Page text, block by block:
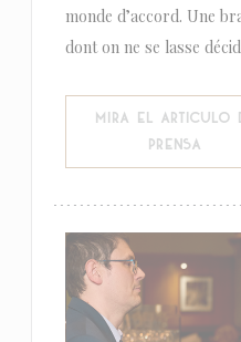
monde d’accord. Une
dont on ne se lasse
MIRA EL ARTICULO
PRENSA